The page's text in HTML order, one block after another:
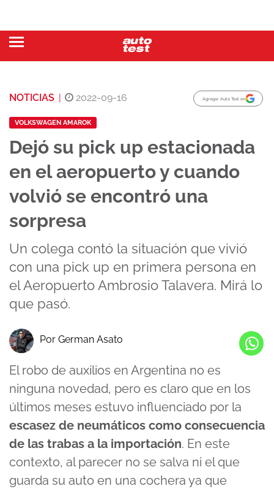
NOTICIAS | 2022-09-16 Agregar Auto Test en
VOLKSWAGEN AMAROK
Dejó su pick up estacionada
en el aeropuerto y cuando
volvió se encontró una
sorpresa
Un colega contó la situación que vivió
con una pick up en primera persona en
el Aeropuerto Ambrosio Talavera. Mirá lo
que pasó.
Por German Asato
El robo de auxilios en Argentina no es
ninguna novedad, pero es claro que en los
últimos meses estuvo influenciado por la
escasez de neumáticos como consecuencia
de las trabas a la importación. En este
contexto, al parecer no se salva ni el que
guarda su auto en una cochera ya que